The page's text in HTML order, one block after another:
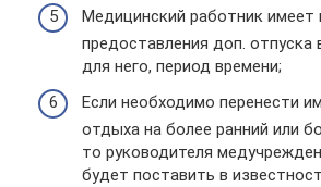
Медицинский работник имеет
предоставления доп.
для него, период времени;
Если необходимо перенести
отдыха на более ранний или
то руководителя
будет поставить в